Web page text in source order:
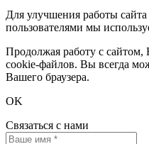
Для улучшения работы
пользователями мы
Продолжая работу с сайтом,
cookie-файлов. Вы всегда
Вашего браузера.
OK
Связаться с нами